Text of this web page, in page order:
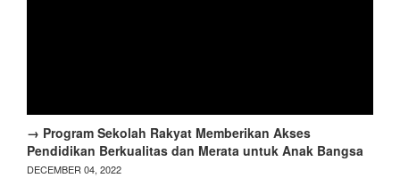
→ Program Sekolah Rakyat Memberikan Akses
Pendidikan Berkualitas dan Merata untuk Anak Bangsa
DECEMBER 04, 2022